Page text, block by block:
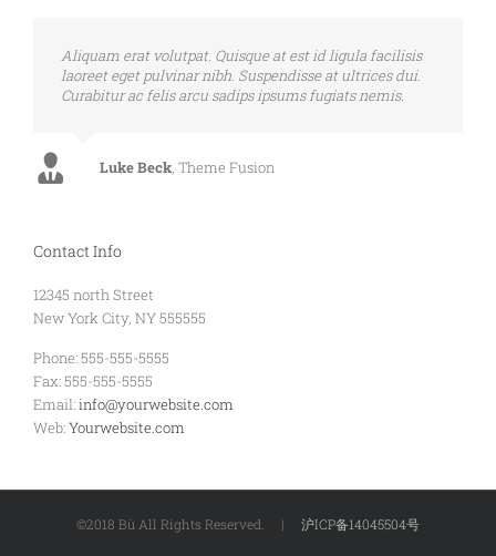
Aliquam erat volutpat. Quisque at est id ligula facilisis
laoreet eget pulvinar nibh. Suspendisse at ultrices dui.
Curabitur ac felis arcu sadips ipsums fugiats nemis.
Luke Beck, Theme Fusion
Contact Info
12345 north Street
New York City, NY 555555
Phone: 555-555-5555
Fax: 555-555-5555
Email:info@yourwebsite.com
Web:Yourwebsite.com
©2018 Bù All Rights Reserved. | 沪ICP备14045504号